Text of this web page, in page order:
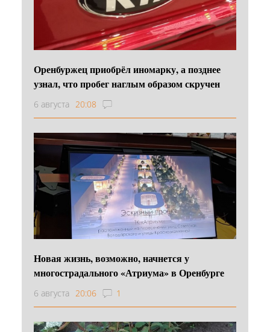
Оренбуржец приобрёл иномарку, а позднее
узнал, что пробег наглым образом скручен
6 августа 20:08
Новая жизнь, возможно, начнется у
многострадального «Атриума» в Оренбурге
6 августа 20:06 1